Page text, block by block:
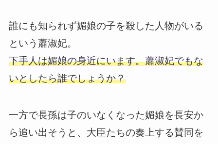
誰にも知られず媚娘の子を殺した人物がいる
という蕭淑妃。
下手人は媚娘の身近にいます。蕭淑妃でもな
いとしたら誰でしょうか？
一方で長孫は子のいなくなった媚娘を長安か
ら追い出そうと、大臣たちの奏上する賛同を